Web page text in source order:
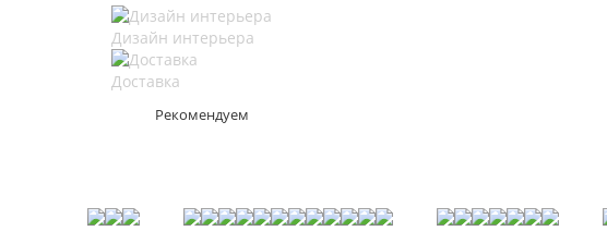
Дизайн интерьера
Доставка
Рекомендуем